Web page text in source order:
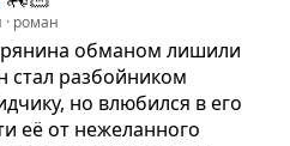
роман
обма­ном лишили
стал раз­бой­ни­ком
но влю­бился в его
её от неже­лан­ного